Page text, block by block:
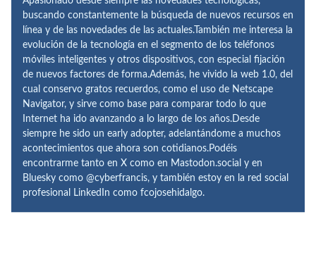
buscando constantemente la búsqueda de nuevos recursos en
línea y de las novedades de las actuales.También me interesa la
evolución de la tecnología en el segmento de los teléfonos
móviles inteligentes y otros dispositivos, con especial fijación
de nuevos factores de forma.Además, he vivido la web 1.0, del
cual conservo gratos recuerdos, como el uso de Netscape
Navigator, y sirve como base para comparar todo lo que
Internet ha ido avanzando a lo largo de los años.Desde
siempre he sido un early adopter, adelantándome a muchos
acontecimientos que ahora son cotidianos.Podéis
encontrarme tanto en X como en Mastodon.social y en
Bluesky como @cyberfrancis, y también estoy en la red social
profesional LinkedIn como fcojosehidalgo.